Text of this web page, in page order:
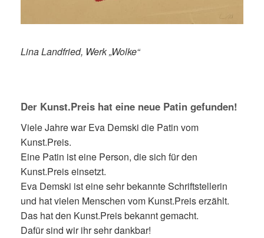
Lina Landfried, Werk „Wolke“
Der Kunst.Preis hat eine neue Patin gefunden!
Viele Jahre war Eva Demski die Patin vom
Kunst.Preis.
Eine Patin ist eine Person, die sich für den
Kunst.Preis einsetzt.
Eva Demski ist eine sehr bekannte Schriftstellerin
und hat vielen Menschen vom Kunst.Preis erzählt.
Das hat den Kunst.Preis bekannt gemacht.
Dafür sind wir ihr sehr dankbar!